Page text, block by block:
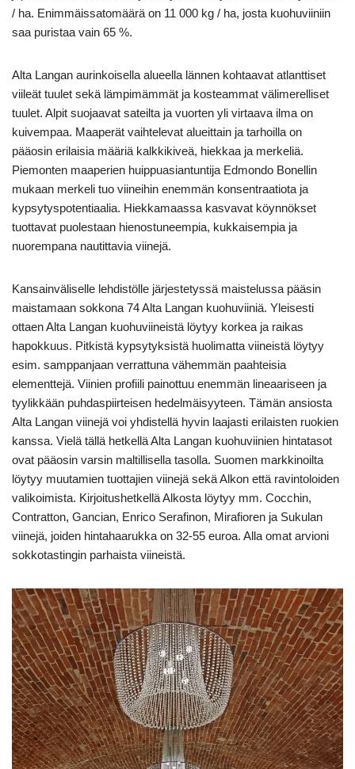
/ ha. Enimmäissatomäärä on 11 000 kg / ha, josta kuohuviiniin
saa puristaa vain 65 %.
Alta Langan aurinkoisella alueella lännen kohtaavat atlanttiset
viileät tuulet sekä lämpimämmät ja kosteammat välimerelliset
tuulet. Alpit suojaavat sateilta ja vuorten yli virtaava ilma on
kuivempaa. Maaperät vaihtelevat alueittain ja tarhoilla on
pääosin erilaisia määriä kalkkikiveä, hiekkaa ja merkeliä.
Piemonten maaperien huippuasiantuntija Edmondo Bonellin
mukaan merkeli tuo viineihin enemmän konsentraatiota ja
kypsytyspotentiaalia. Hiekkamaassa kasvavat köynnökset
tuottavat puolestaan hienostuneempia, kukkaisempia ja
nuorempana nautittavia viinejä.
Kansainväliselle lehdistölle järjestetyssä maistelussa pääsin
maistamaan sokkona 74 Alta Langan kuohuviiniä. Yleisesti
ottaen Alta Langan kuohuviineistä löytyy korkea ja raikas
hapokkuus. Pitkistä kypsytyksistä huolimatta viineistä löytyy
esim. samppanjaan verrattuna vähemmän paahteisia
elementtejä. Viinien profiili painottuu enemmän lineaariseen ja
tyylikkään puhdaspiirteisen hedelmäisyyteen. Tämän ansiosta
Alta Langan viinejä voi yhdistellä hyvin laajasti erilaisten ruokien
kanssa. Vielä tällä hetkellä Alta Langan kuohuviinien hintatasot
ovat pääosin varsin maltillisella tasolla. Suomen markkinoilta
löytyy muutamien tuottajien viinejä sekä Alkon että ravintoloiden
valikoimista. Kirjoitushetkellä Alkosta löytyy mm. Cocchin,
Contratton, Gancian, Enrico Serafinon, Mirafioren ja Sukulan
viinejä, joiden hintahaarukka on 32-55 euroa. Alla omat arvioni
sokkotastingin parhaista viineistä.